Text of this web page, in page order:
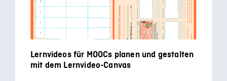
Lernvideos für MOOCs planen und gestalten
mit dem Lernvideo-Canvas